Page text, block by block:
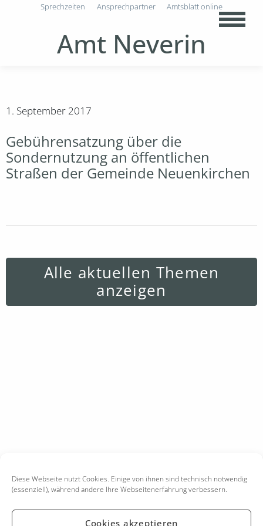
Diese Webseite nutzt Cookies. Einige von ihnen sind technisch notwendig
(essenziell), während andere Ihre Webseitenerfahrung verbessern.
Cookies akzeptieren
Amt Neverin
Sprechzeiten Ansprechpartner Amtsblatt online
1. September 2017
Gebührensatzung über die
Sondernutzung an öffentlichen
Straßen der Gemeinde Neuenkirchen
Alle aktuellen Themen
anzeigen